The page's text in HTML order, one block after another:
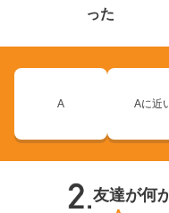
った
A Aに近
友達が何